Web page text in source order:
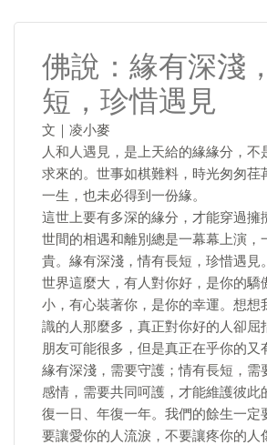
佛說：緣有深淺
短，珍惜遇見
文｜凌小麥
人和人遇見，是上天給的緣緣分，不
求來的。世事如棋難料，時光匆匆荏
一生，也未必得到一份緣。
這世上要有多深的緣分，才能穿過擁
世間的相遇和離別總是一幕幕上演，
貴。緣有深淺，情有長短，珍惜遇見。
世界這麼大，有人對你好，是你的驕
小，有心裝著你，是你的幸運。想想
識的人那麼多，真正對你好的人卻屈
朋友可能很多，但是真正在乎你的又
緣有深淺，需要守護；情有長短，需
感情，需要共同呵護，才能維護彼此
復一日、年復一年。我們的餘生一定
要讓愛你的人流淚，不要讓疼你的人